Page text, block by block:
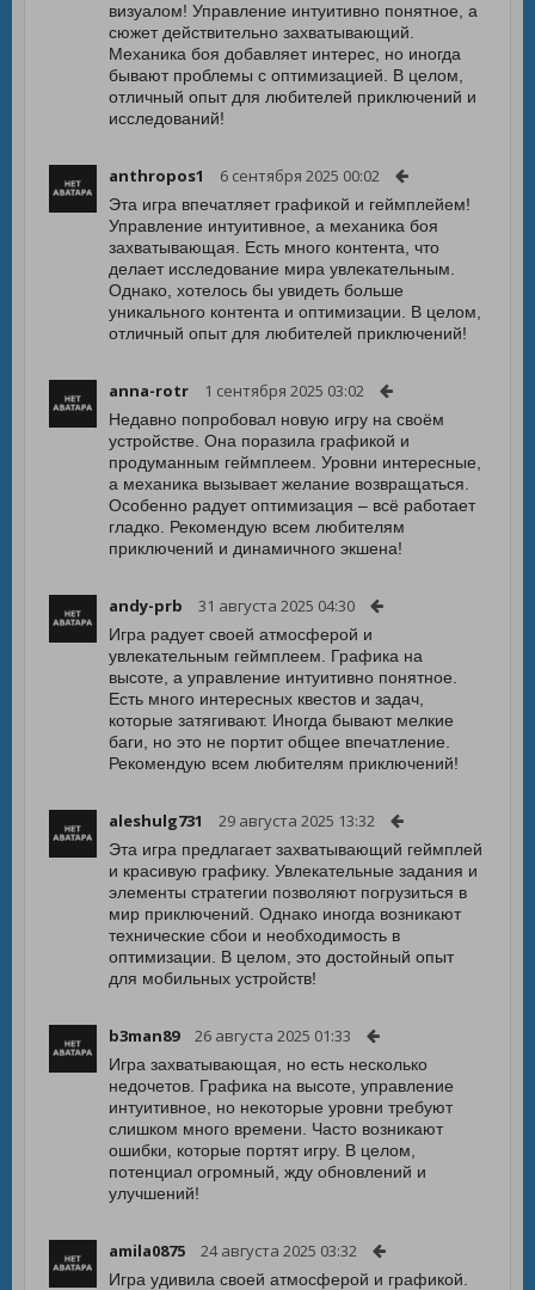
визуалом! Управление интуитивно понятное, а
сюжет действительно захватывающий.
Механика боя добавляет интерес, но иногда
бывают проблемы с оптимизацией. В целом,
отличный опыт для любителей приключений и
исследований!
anthropos1 6 сентября 2025 00:02
Эта игра впечатляет графикой и геймплейем!
Управление интуитивное, а механика боя
захватывающая. Есть много контента, что
делает исследование мирa увлекательным.
Однако, хотелось бы увидеть больше
уникального контента и оптимизации. В целом,
отличный опыт для любителей приключений!
anna-rotr 1 сентября 2025 03:02
Недавно попробовал новую игру на своём
устройстве. Она поразила графикой и
продуманным геймплеем. Уровни интересные,
а механика вызывает желание возвращаться.
Особенно радует оптимизация – всё работает
гладко. Рекомендую всем любителям
приключений и динамичного экшена!
andy-prb 31 августа 2025 04:30
Игра радует своей атмосферой и
увлекательным геймплеем. Графика на
высоте, а управление интуитивно понятное.
Есть много интересных квестов и задач,
которые затягивают. Иногда бывают мелкие
баги, но это не портит общее впечатление.
Рекомендую всем любителям приключений!
aleshulg731 29 августа 2025 13:32
Эта игра предлагает захватывающий геймплей
и красивую графику. Увлекательные задания и
элементы стратегии позволяют погрузиться в
мир приключений. Однако иногда возникают
технические сбои и необходимость в
оптимизации. В целом, это достойный опыт
для мобильных устройств!
b3man89 26 августа 2025 01:33
Игра захватывающая, но есть несколько
недочетов. Графика на высоте, управление
интуитивное, но некоторые уровни требуют
слишком много времени. Часто возникают
ошибки, которые портят игру. В целом,
потенциал огромный, жду обновлений и
улучшений!
amila0875 24 августа 2025 03:32
Игра удивила своей атмосферой и графикой.